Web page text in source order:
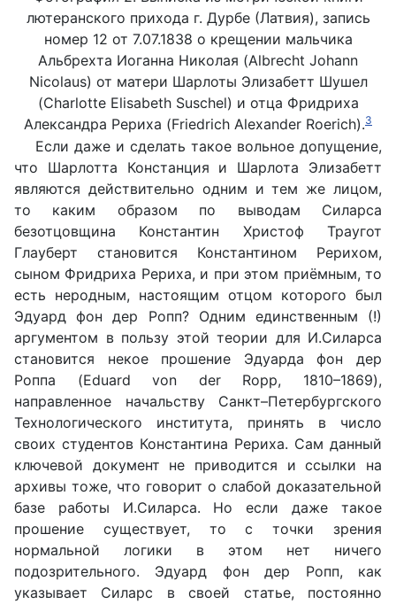
лютеранского прихода г. Дурбе (Латвия), запись
номер 12 от 7.07.1838 о крещении мальчика
Альбрехта Иоганна Николая (Albrecht Johann
Nicolaus) от матери Шарлоты Элизабетт Шушел
(Charlotte Elisabeth Suschel) и отца Фридриха
Александра Рериха (Friedrich Alexander Roerich).3
Если даже и сделать такое вольное допущение,
что Шарлотта Констанция и Шарлота Элизабетт
являются действительно одним и тем же лицом,
то каким образом по выводам Силарса
безотцовщина Константин Христоф Траугот
Глауберт становится Константином Рерихом,
сыном Фридриха Рериха, и при этом приёмным, то
есть неродным, настоящим отцом которого был
Эдуард фон дер Ропп? Одним единственным (!)
аргументом в пользу этой теории для И.Силарса
становится некое прошение Эдуарда фон дер
Роппа (Eduard von der Ropp, 1810–1869),
направленное начальству Санкт–Петербургского
Технологического института, принять в число
своих студентов Константина Рериха. Сам данный
ключевой документ не приводится и ссылки на
архивы тоже, что говорит о слабой доказательной
базе работы И.Силарса. Но если даже такое
прошение существует, то с точки зрения
нормальной логики в этом нет ничего
подозрительного. Эдуард фон дер Ропп, как
указывает Силарс в своей статье, постоянно